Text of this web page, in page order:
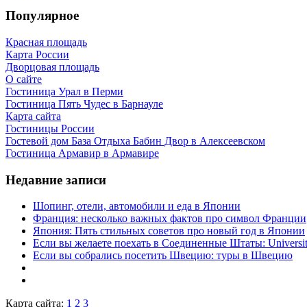
Популярное
Красная площадь
Карта России
Дворцовая площадь
О сайте
Гостиница Урал в Перми
Гостиница Пять Чудес в Барнауле
Карта сайта
Гостиницы России
Гостевой дом База Отдыха Бабин Двор в Алексеевском
Гостиница Армавир в Армавире
Недавние записи
Шопинг, отели, автомобили и еда в Японии
Франция: несколько важных фактов про символ Франции
Япония: Пять стильных советов про новый год в Японии
Если вы желаете поехать в Соединенные Штаты:
Если вы собрались посетить Швецию: туры в Швецию
Карта сайта: 1 2 3